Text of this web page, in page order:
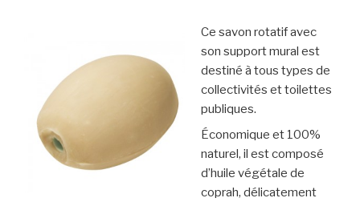
Ce savon rotatif avec
son support mural est
destiné à tous types de
collectivités et toilettes
publiques.
Économique et 100%
naturel, il est composé
d’huile végétale de
coprah, délicatement